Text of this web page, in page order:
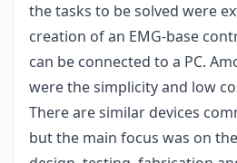
the tasks to be solved were
creation of an EMG-base
can be connected to a PC.
were the simplicity and low
There are similar devices
but the main focus was on